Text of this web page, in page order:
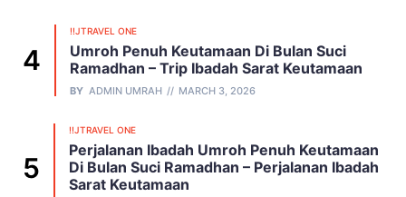
!!JTRAVEL ONE
Umroh Penuh Keutamaan Di Bulan Suci
Ramadhan – Trip Ibadah Sarat Keutamaan
BY ADMIN UMRAH MARCH 3, 2026
!!JTRAVEL ONE
Perjalanan Ibadah Umroh Penuh Keutamaan
Di Bulan Suci Ramadhan – Perjalanan Ibadah
Sarat Keutamaan